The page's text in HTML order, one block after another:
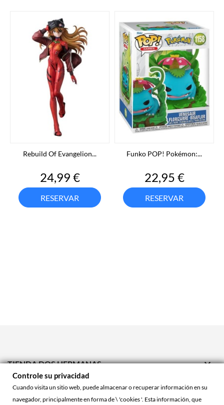
Rebuild Of Evangelion...
Precio
24,99 €
RESERVAR
Funko POP! Pokémon:...
Precio
22,95 €
RESERVAR
TIENDA DOS HERMANAS 
TIENDA ONLINE

Controle su privacidad
Cuando visita un sitio web, puede almacenar o recuperar información en su
navegador, principalmente en forma de \ 'cookies '. Esta información, que